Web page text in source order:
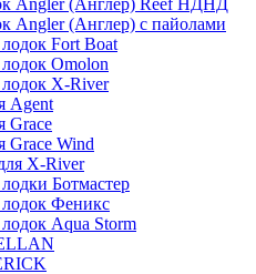
Angler (Англер) Reef НДНД
Angler (Англер) с пайолами
Fort Boat
Omolon
X-River
Agent
Grace
Grace Wind
X-River
Ботмастер
Феникc
Aqua Storm